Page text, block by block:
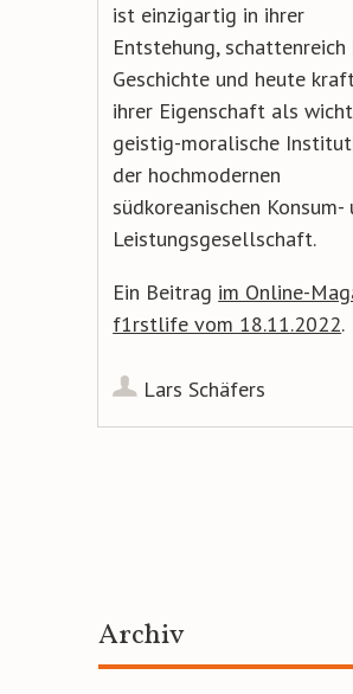
ist einzigartig in ihrer
Entstehung, schattenreich
Geschichte und heute
ihrer Eigenschaft als
geistig-moralische
der hochmodernen
südkoreanischen Konsum-
Leistungsgesellschaft.
Ein Beitrag im Online-
f1rstlife vom 18.11.2022.
Lars Schäfers
Archiv